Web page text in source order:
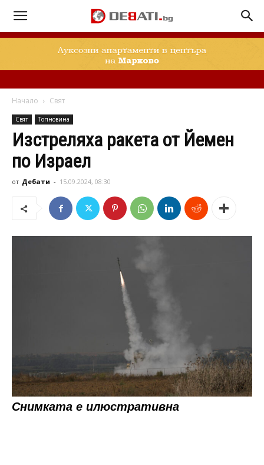
Начало Свят
Свят Топновина
Изстреляха ракета от Йемен
по Израел
от Дебати - 15.09.2024, 08:30
Снимката е илюстративна